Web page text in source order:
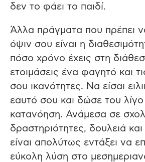
δεν το φάει το παιδί.
Άλλα πράγματα που πρέπει
όψιν σου είναι η
πόσο χρόνο έχεις στη
ετοιμάσεις ένα φαγητό και
σου ικανότητες. Να είσαι
εαυτό σου και δώσε του
κατανόηση. Ανάμεσα σε
δραστηριότητες, δουλειά
είναι απολύτως εντάξει να
εύκολη λύση στο